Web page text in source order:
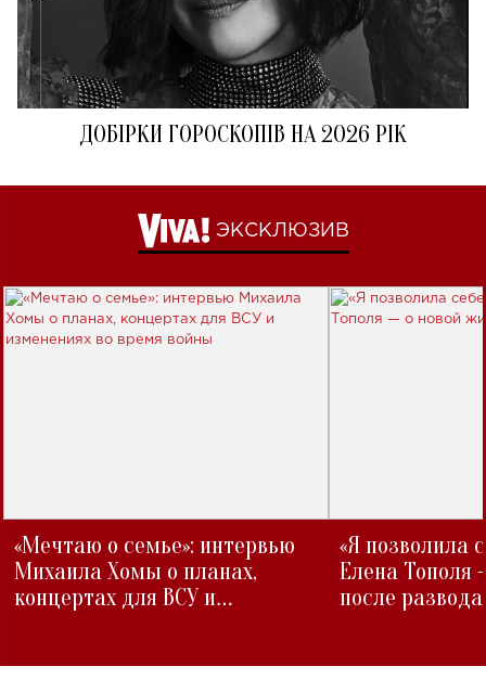
ДОБІРКИ ГОРОСКОПІВ НА 2026 РІК
ЭКСКЛЮЗИВ
«Мечтаю о семье»: интервью
Михаила Хомы о планах,
концертах для ВСУ и
«Я позволила
Елена Тополя
после развода